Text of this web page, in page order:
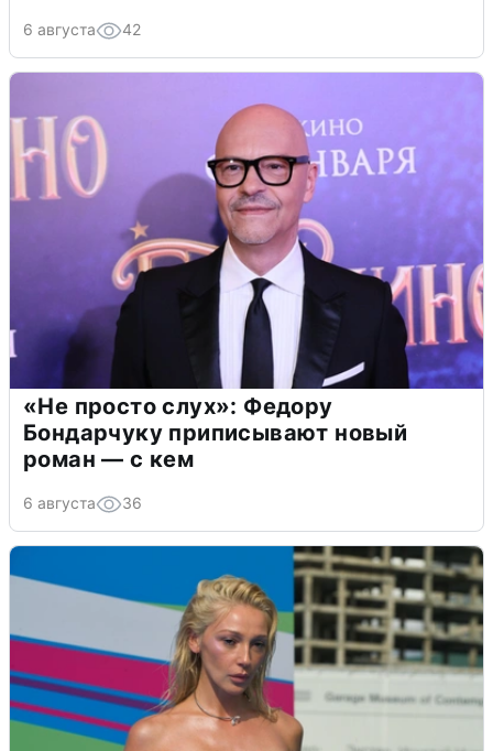
6 августа 42
«Не просто слух»: Федору
Бондарчуку приписывают новый
роман — с кем
6 августа 36